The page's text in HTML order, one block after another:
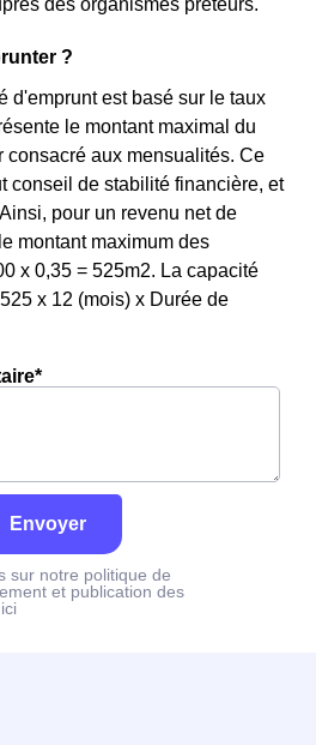
des organismes prêteurs.
?
d'emprunt est basé sur le taux
le montant maximal du
consacré aux mensualités. Ce
conseil de stabilité financière, et
pour un revenu net de
montant maximum des
x 0,35 = 525m2. La capacité
x 12 (mois) x Durée de
Envoyer
sur notre politique de
et publication des